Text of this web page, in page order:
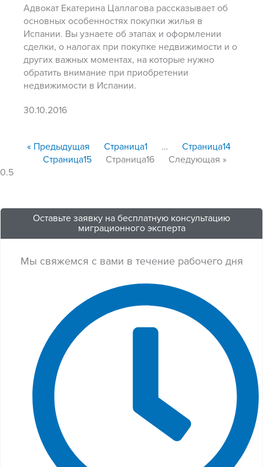
Адвокат Екатерина Цаллагова рассказывает об
основных особенностях покупки жилья в
Испании. Вы узнаете об этапах и оформлении
сделки, о налогах при покупке недвижимости и о
других важных моментах, на которые нужно
обратить внимание при приобретении
недвижимости в Испании.
30.10.2016
« Предыдущая Страница1 … Страница14
Страница15 Страница16 Следующая »
Оставьте заявку на бесплатную консультацию
миграционного эксперта
Мы свяжемся с вами в течение рабочего дня